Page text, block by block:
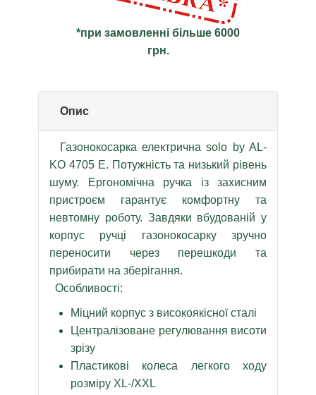
*при замовленні більше 6000
грн.
Опис
Газонокосарка електрична solo by AL-
KO 4705 E. Потужність та низький рівень
шуму. Ергономічна ручка із захисним
пристроєм гарантує комфортну та
невтомну роботу. Завдяки вбудованій у
корпус ручці газонокосарку зручно
переносити через перешкоди та
прибирати на зберігання.
Особливості:
Міцний корпус з високоякісної сталі
Централізоване регулювання висоти
зрізу
Пластикові колеса легкого ходу
розміру XL-/XXL